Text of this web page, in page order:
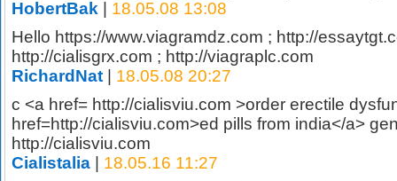
HobertBak
18.05.08 13:08
Hello https://www.viagramdz.com ; http://
http://cialisgrx.com ; http://viagraplc.com
RichardNat
18.05.08 20:27
c <a href= http://cialisviu.com >order erectile
href=http://cialisviu.com>ed pills from india</a>
http://cialisviu.com
Cialistalia
18.05.16 11:27